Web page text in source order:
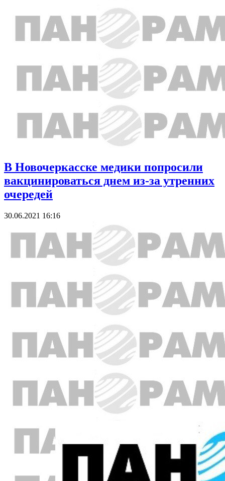
В Новочеркасске медики попросили
вакцинироваться днем из-за утренних
очередей
30.06.2021 16:16